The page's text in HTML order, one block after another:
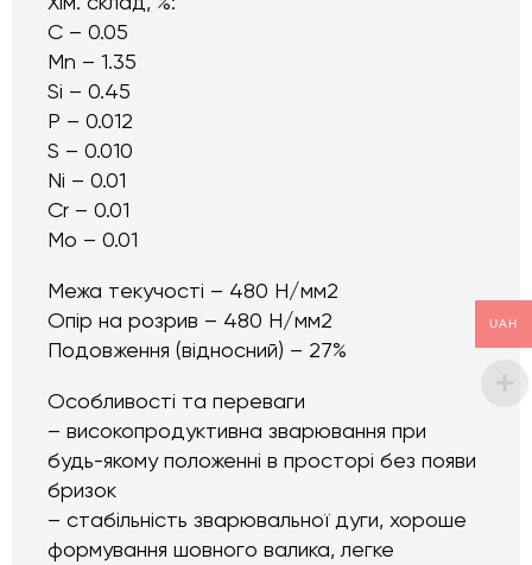
C – 0.05
Mn – 1.35
Si – 0.45
P – 0.012
S – 0.010
Ni – 0.01
Cr – 0.01
Mo – 0.01
Межа текучості – 480 Н/мм2
Опір на розрив – 480 Н/мм2
Подовження (відносний) – 27%
Особливості та переваги
– високопродуктивна зварювання при
будь-якому положенні в просторі без появи
бризок
– стабільність зварювальної дуги, хороше
формування шовного валика, легке
UAH